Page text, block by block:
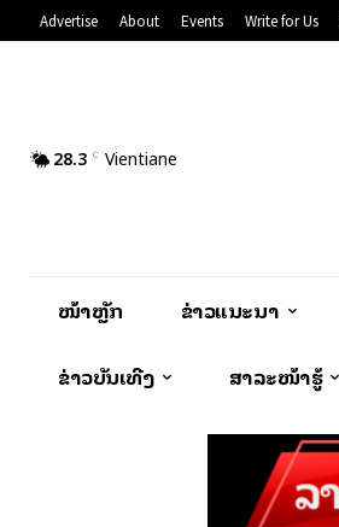
Advertise About Events Write for Us
28.3 C Vientiane
ໜ້າຫຼັກ ຂ່າວແນະນຳ
ຂ່າວບັນເທີງ ສາລະໜ້າຮູ້